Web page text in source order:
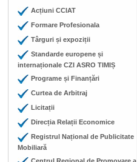
Acțiuni CCIAT
Formare Profesionala
Târguri și expoziții
Standarde europene și
internaționale CZI ASRO TIMIȘ
Programe și Finanțări
Curtea de Arbitraj
Licitații
Direcția Relații Economice
Registrul Național de Publicitate
Mobiliară